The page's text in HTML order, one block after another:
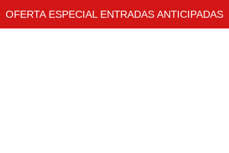
OFERTA ESPECIAL ENTRADAS ANTICIPADAS